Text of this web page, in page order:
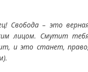
Свобода – это
лицом. Смутит
и это станет,